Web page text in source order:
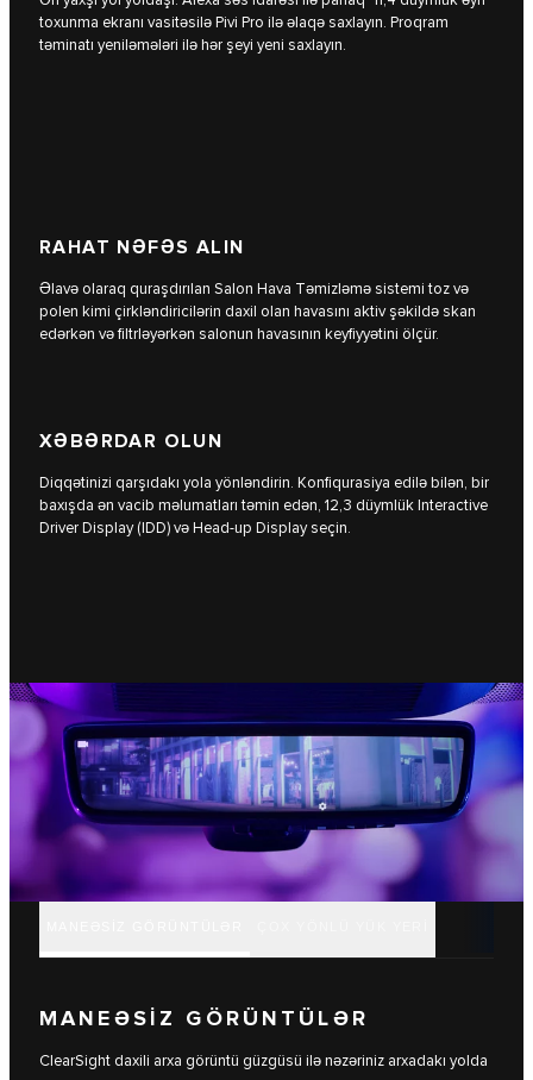
toxunma ekranı vasitəsilə Pivi Pro ilə əlaqə saxlayın. Proqram
təminatı yeniləmələri ilə hər şeyi yeni saxlayın.
RAHAT NƏFƏS ALIN
Əlavə olaraq quraşdırılan Salon Hava Təmizləmə sistemi toz və
polen kimi çirkləndiricilərin daxil olan havasını aktiv şəkildə skan
edərkən və filtrləyərkən salonun havasının keyfiyyətini ölçür.
XƏBƏRDAR OLUN
Diqqətinizi qarşıdakı yola yönləndirin. Konfiqurasiya edilə bilən, bir
baxışda ən vacib məlumatları təmin edən, 12,3 düymlük Interactive
Driver Display (IDD) və Head-up Display seçin.
MANEƏSİZ GÖRÜNTÜLƏR
ClearSight daxili arxa görüntü güzgüsü ilə nəzəriniz arxadakı yolda